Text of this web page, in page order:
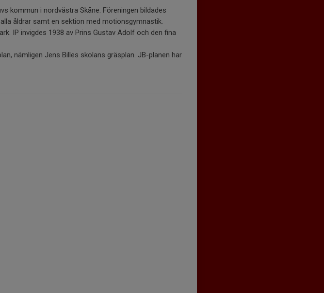
kommun i nordvästra Skåne. Föreningen bildades
åldrar samt en sektion med motionsgymnastik.
IP invigdes 1938 av Prins Gustav Adolf och den fina
nämligen Jens Billes skolans gräsplan. JB-planen har